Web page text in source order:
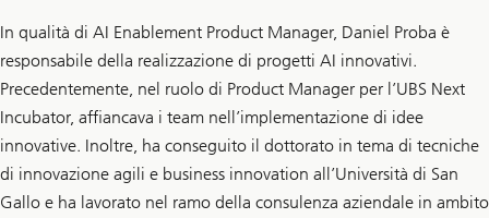
In qualità di AI Enablement Product Manager, Daniel Proba è
responsabile della realizzazione di progetti AI innovativi.
Precedentemente, nel ruolo di Product Manager per l’UBS Next
Incubator, affiancava i team nell’implementazione di idee
innovative. Inoltre, ha conseguito il dottorato in tema di tecniche
di innovazione agili e business innovation all’Università di San
Gallo e ha lavorato nel ramo della consulenza aziendale in ambito